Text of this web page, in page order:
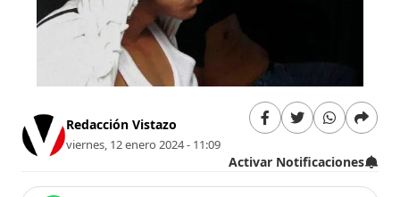
Redacción Vistazo
viernes, 12 enero 2024 - 11:09
Activar Notificaciones